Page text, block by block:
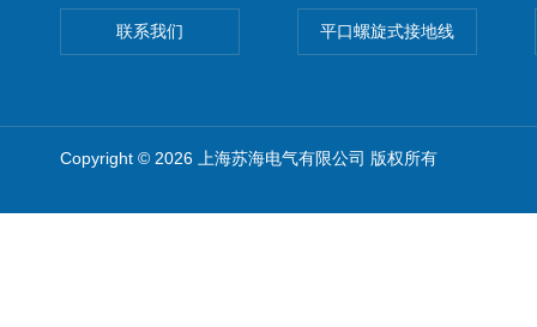
联系我们 平口螺旋式接地线
Copyright © 2026 上海苏海电气有限公司 版权所有